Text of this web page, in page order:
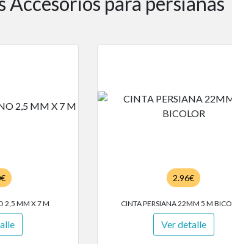
2,5 MM X 7 M
2.96€
CINTA PERSIANA 22MM 5 M
Ver detalle